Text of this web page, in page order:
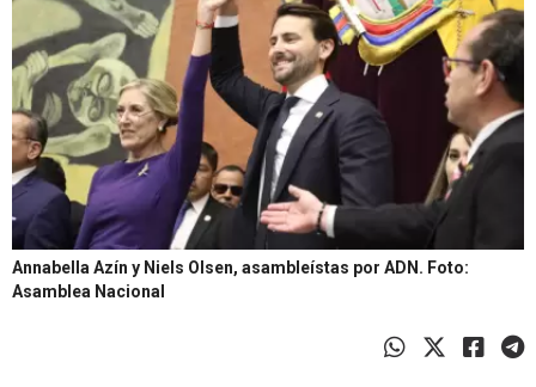
Annabella Azín y Niels Olsen, asambleístas por ADN. Foto:
Asamblea Nacional